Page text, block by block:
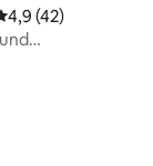
4,9 (42)